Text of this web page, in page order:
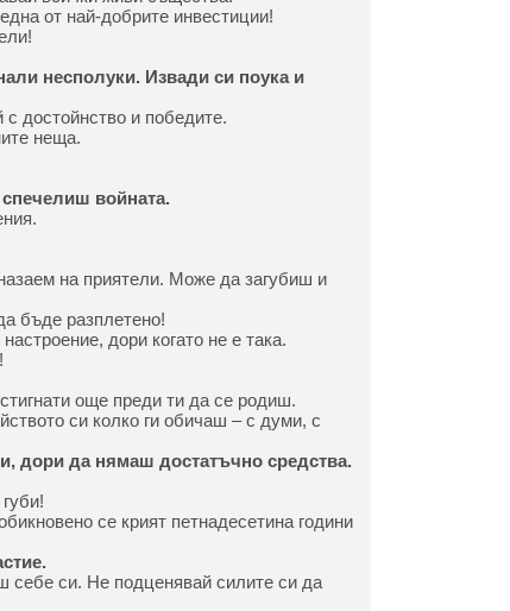
от най-добрите инвестиции!
несполуки. Извади си поука и
достойнство и победите.
неща.
войната.
на приятели. Може да загубиш и
бъде разплетено!
дори когато не е така.
още преди ти да се родиш.
си колко ги обичаш – с думи, с
дори да нямаш достатъчно средства.
се крият петнадесетина години
себе си. Не подценявай силите си да